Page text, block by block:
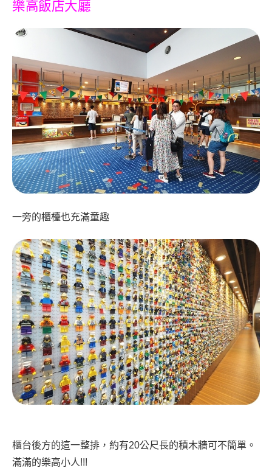
樂高飯店大廳
一旁的櫃檯也充滿童趣
櫃台後方的這一整排，約有20公尺長的積木牆可不簡單。
滿滿的樂高小人!!!